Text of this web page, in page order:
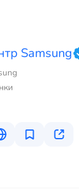
Samsung